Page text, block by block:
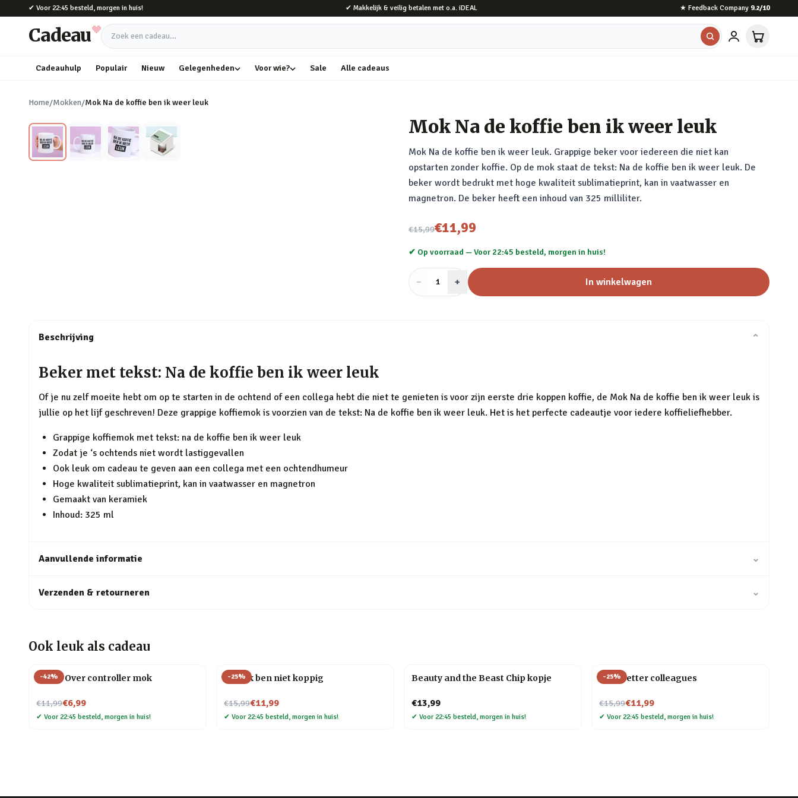
Naar hoofdinhoud
✔ Voor 22:45 besteld, morgen in huis! ✔ Makkelijk & veilig betalen met o.a. iDEAL ★ Feedback Company 9.2/10
Cadeau Zoek een cadeau
Cadeauhulp Populair Nieuw Gelegenheden Voor wie? Sale Alle cadeaus
Home/Mokken/Mok Na de koffie ben ik weer leuk
Mok Na de koffie ben ik weer leuk
Mok Na de koffie ben ik weer leuk. Grappige beker voor iedereen die niet kan
opstarten zonder koffie. Op de mok staat de tekst: Na de koffie ben ik weer leuk. De
beker wordt bedrukt met hoge kwaliteit sublimatieprint, kan in vaatwasser en
magnetron. De beker heeft een inhoud van 325 milliliter.
€15,99
Nu voor€11,99
✔ Op voorraad —Voor 22:45 besteld, morgen in huis!
− Aantal
1 + In winkelwagen
Beschrijving ⌄
Beker met tekst: Na de koffie ben ik weer leuk
Of je nu zelf moeite hebt om op te starten in de ochtend of een collega hebt die niet te genieten is voor zijn eerste drie koppen koffie, de Mok Na de koffie ben ik weer leuk is
jullie op het lijf geschreven! Deze grappige koffiemok is voorzien van de tekst: Na de koffie ben ik weer leuk. Het is het perfecte cadeautje voor iedere koffieliefhebber.
Grappige koffiemok met tekst: na de koffie ben ik weer leuk
Zodat je ‘s ochtends niet wordt lastiggevallen
Ook leuk om cadeau te geven aan een collega met een ochtendhumeur
Hoge kwaliteit sublimatieprint, kan in vaatwasser en magnetron
Gemaakt van keramiek
Inhoud: 325 ml
Aanvullende informatie ⌄
Verzenden & retourneren ⌄
Ook leuk als cadeau
-42%
Game Over controller mok
€11,99
Nu voor€6,99
✔ Voor 22:45 besteld, morgen in huis!
-25%
Mok Ik ben niet koppig
€15,99
Nu voor€11,99
✔ Voor 22:45 besteld, morgen in huis!
Beauty and the Beast Chip kopje
€13,99
✔ Voor 22:45 besteld, morgen in huis!
-25%
Mok Better colleagues
€15,99
Nu voor€11,99
✔ Voor 22:45 besteld, morgen in huis!